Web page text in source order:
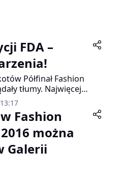
FDA –
Półfinał Fashion
tłumy. Najwięcej
projektantów,
modowego
Fashion
można
Galerii